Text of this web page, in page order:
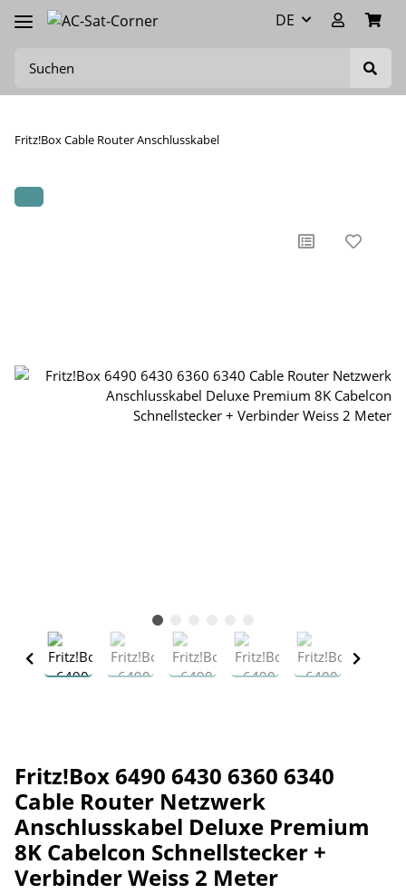
DE
Fritz!Box Cable Router Anschlusskabel
Fritz!Box 6490 6430 6360 6340
Cable Router Netzwerk
Anschlusskabel Deluxe Premium
8K Cabelcon Schnellstecker +
Verbinder Weiss 2 Meter